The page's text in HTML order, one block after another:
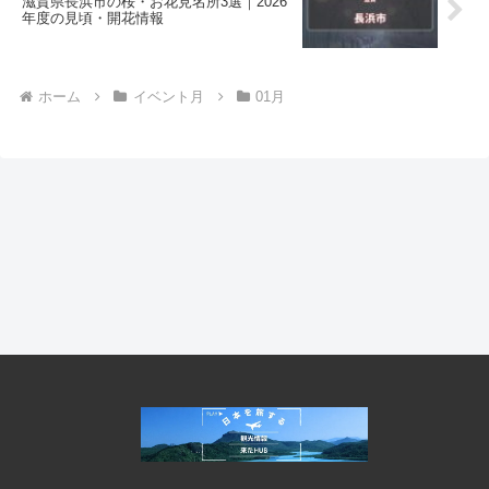
年度の見頃・開花情報
ホーム イベント月 01月